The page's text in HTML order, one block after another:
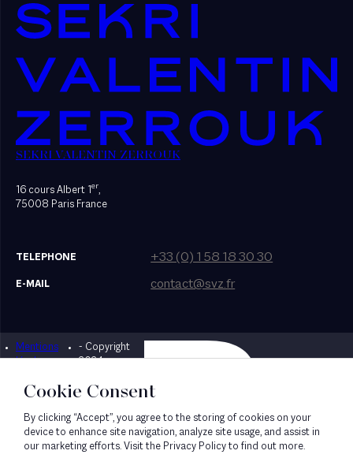
SEKRI VALENTIN ZERROUK
16 cours Albert 1er,
75008 Paris France
TELEPHONE +33 (0) 1 58 18 30 30
E-MAIL contact@svz.fr
Mentions
légales
- Copyright
2024
Designed by Bonhomme
Cookie Consent
By clicking “Accept”, you agree to the storing of cookies on your
device to enhance site navigation, analyze site usage, and assist in
our marketing efforts. Visit the Privacy Policy to find out more.